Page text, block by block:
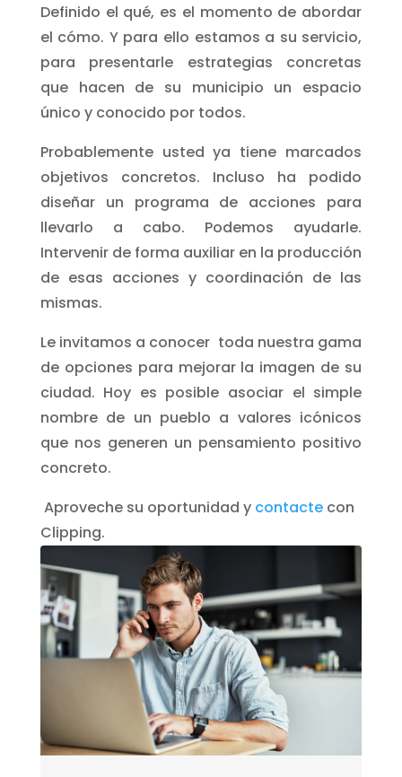
Definido el qué, es el momento de abordar
el cómo. Y para ello estamos a su servicio,
para presentarle estrategias concretas
que hacen de su municipio un espacio
único y conocido por todos.
Probablemente usted ya tiene marcados
objetivos concretos. Incluso ha podido
diseñar un programa de acciones para
llevarlo a cabo. Podemos ayudarle.
Intervenir de forma auxiliar en la producción
de esas acciones y coordinación de las
mismas.
Le invitamos a conocer toda nuestra gama
de opciones para mejorar la imagen de su
ciudad. Hoy es posible asociar el simple
nombre de un pueblo a valores icónicos
que nos generen un pensamiento positivo
concreto.
Aproveche su oportunidad y contactecon
Clipping.